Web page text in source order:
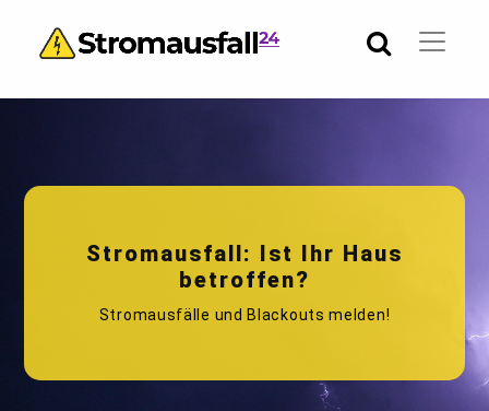
Stromausfall: Ist Ihr Haus
betroffen?
Stromausfälle und Blackouts melden!